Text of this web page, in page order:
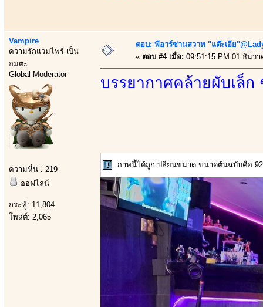
Vampire
ความรักแวมไพร์ เป็น
อมตะ
Global Moderator
ความหื่น : 219
ออฟไลน์
กระทู้: 11,804
โพสต์: 2,065
ตอบ: พีอาร์ซ่านสวาท "แต๊ะเอีย
« ตอบ #4 เมื่อ: 09:51:15 PM 01 ธันว
บรรยากาศคล้ายผับเล็
ภาพนี้ได้ถูกเปลี่ยนขนาด ขนาดต้นฉบับคือ